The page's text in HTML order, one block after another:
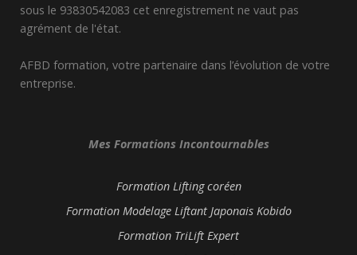
sous le 93830542083 cet enregistrement ne vaut pas
agrément de l'état.
AFBD formation, votre partenaire dans l’évolution de votre
entreprise.
Mes Formations Incontournables
Formation Lifting coréen
Formation Modelage Liftant Japonais Kobido
Formation TriLift Expert